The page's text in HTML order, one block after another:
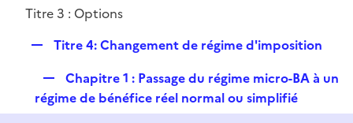
p
e
r
Titre 3 : Options
p
l
Titre 4: Changement de régime d'imposition
e
p
Chapitre 1 : Passage du régime micro-BA à un
régime de bénéfice réel normal ou simplifié